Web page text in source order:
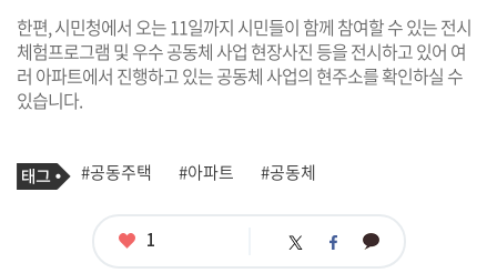
한편, 시민청에서 오는 11일까지 시민들이 함께 참여할 수 있는 전시
체험프로그램 및 우수 공동체 사업 현장사진 등을 전시하고 있어 여
러 아파트에서 진행하고 있는 공동체 사업의 현주소를 확인하실 수
있습니다.
기
사
태
그
#공동주택 #아파트 #공동체
좋
1 트 페 카